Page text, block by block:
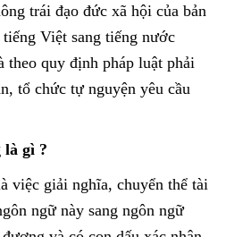
trái đạo đức xã hội của bản
Việt sang tiếng nước
theo quy định pháp luật phải
tổ chức tự nguyện yêu cầu
là gì ?
việc giải nghĩa, chuyển thể tài
ngữ này sang ngôn ngữ